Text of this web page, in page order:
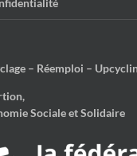
– Réemploi –
Sociale et Solidaire